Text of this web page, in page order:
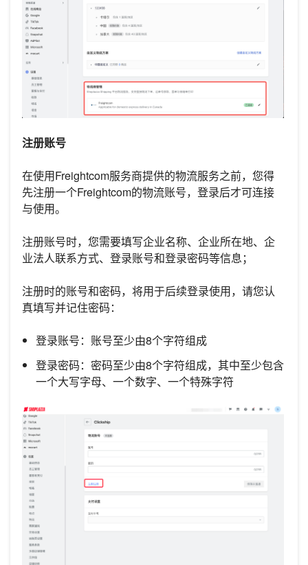
注册账号
在使用Freightcom服务商提供的物流服务之前，您得
先注册一个Freightcom的物流账号，登录后才可连接
与使用。
注册账号时，您需要填写企业名称、企业所在地、企
业法人联系方式、登录账号和登录密码等信息；
注册时的账号和密码，将用于后续登录使用，请您认
真填写并记住密码：
登录账号：账号至少由8个字符组成
登录密码：密码至少由8个字符组成，其中至少包含
一个大写字母、一个数字、一个特殊字符